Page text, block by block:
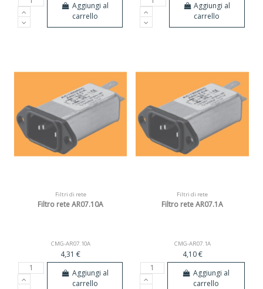
Aggiungi al
carrello
Aggiungi al
carrello
Filtri di rete
Filtro rete AR07.10A
CMG-AR07.10A
4,31 €
Aggiungi al
carrello
Filtri di rete
Filtro rete AR07.1A
CMG-AR07.1A
4,10 €
Aggiungi al
carrello